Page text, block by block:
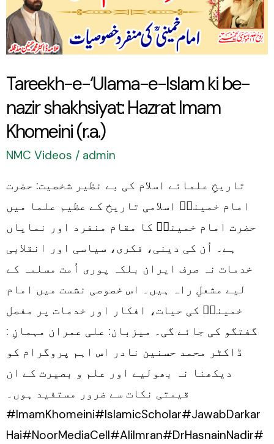
Tareekh-e-‘Ulama-e-Islam ki be-
nazir shakhsiyat: Hazrat Imam
Khomeini (r.a.)
NMC Videos / admin
تاریخِ علمائے اسلام کی بے نظیر شخصیت: حضرت
امام خمینیؒ اسلامی تاریخ کے عظیم علما میں
حضرت امام خمینیؒ کا مقام منفرد اور نمایاں
ہے۔ اُن کی دینی، فکری، سیاسی اور انقلابی
خدمات نہ صرف ایران بلکہ پوری اُمت مسلمہ کے
لیے مشعلِ راہ ہیں۔ اس خصوصی نشست میں امام
خمینیؒ کی حیات، افکار اور خدمات پر مفصل
گفتگو کی جائے گی۔ میزبان: علی عمران مہمانِ :
ڈاکٹر محمد حسنین نادر اس اہم پروگرام کو
دیکھنا نہ بھولیے اور علم و بصیرت کے ان
قیمتی نکات سے ضرور مستفید ہوں۔
#ImamKhomeini#IslamicScholar#JawabDarkar
Hai#NoorMediaCell#AliImran#DrHasnainNadir#
be-
nazir
Hazrat
Imam
Khomeini